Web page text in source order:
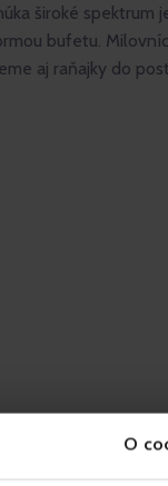
O
široké spektrum
bufetu.
aj raňajky do